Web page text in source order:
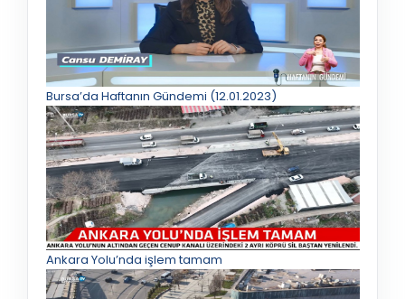
Bursa’da Haftanın Gündemi (12.01.2023)
Ankara Yolu’nda işlem tamam